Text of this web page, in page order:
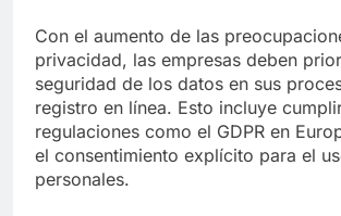
Con el aumento de las
privacidad, las empresas deben
seguridad de los datos en sus
registro en línea. Esto incluye
regulaciones como el GDPR en
el consentimiento explícito para el
personales.